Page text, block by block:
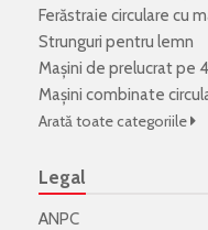
Ferăstraie circulare cu
Strunguri pentru lemn
Mașini de prelucrat pe
Mașini combinate
Arată toate categoriile
Legal
ANPC